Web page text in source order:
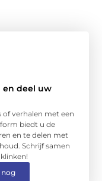
en deel uw
of verhalen met een
biedt u de
en te delen met
Schrijf samen
nog